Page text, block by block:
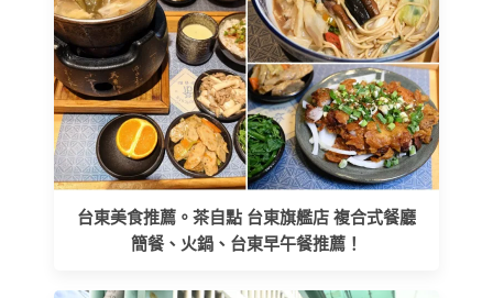
台東美食推薦。茶自點 台東旗艦店 複合式餐廳
簡餐、火鍋、台東早午餐推薦！